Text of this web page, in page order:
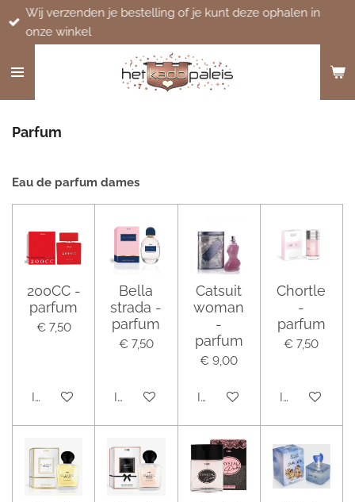
Ga
direct
de
Wij verzenden je bestelling of je kunt deze ophalen in
onze winkel
Parfum
Eau de parfum dames
200CC -
parfum
€ 7,50
In winkelwagen
Bella
strada -
parfum
€ 7,50
In winkelwagen
Catsuit
woman
-
parfum
€ 9,00
In winkelwagen
Chortle
-
parfum
€ 7,50
In